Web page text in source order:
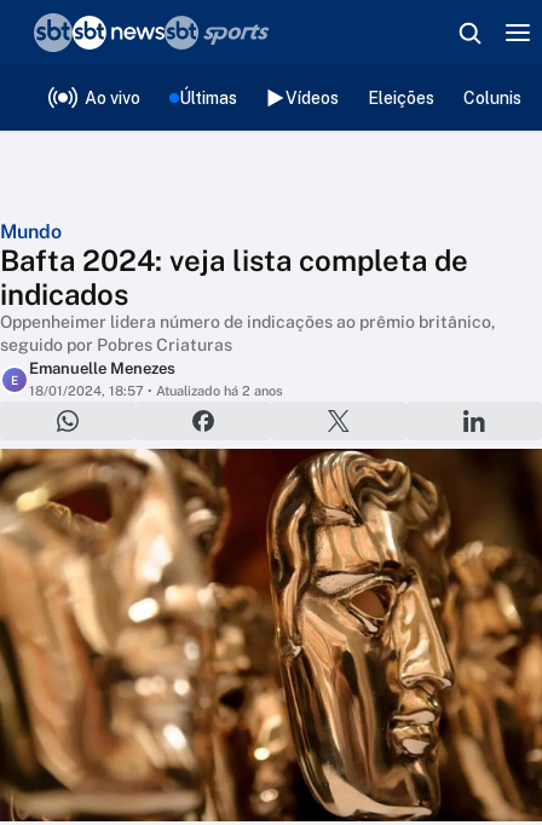
Ao vivo Últimas Vídeos Eleições
Mundo
Bafta 2024: veja lista completa de
indicados
Oppenheimer lidera número de indicações ao prêmio britânico,
seguido por Pobres Criaturas
E
Emanuelle Menezes
18/01/2024, 18:57 • Atualizado há 2 anos
❮voltar
Editorias